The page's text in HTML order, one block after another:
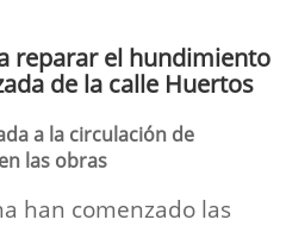
reparar el hundimiento
de la calle Huertos
a la circulación de
las obras
han comenzado las